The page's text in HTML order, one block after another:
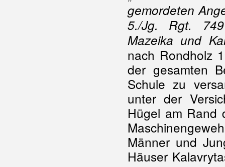
gemordeten
5./Jg. Rgt.
Mazeika und
nach Rondholz
der gesamten
Schule zu
unter der
Hügel am Rand
Männer und
Häuser